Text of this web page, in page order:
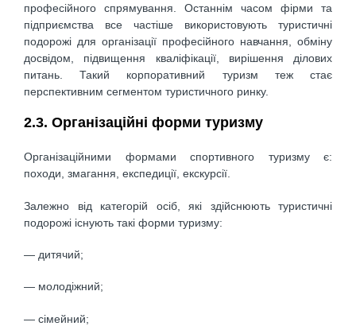
професійного спрямування. Останнім часом фірми та
підприємства все частіше використовують туристичні
подорожі для організації професійного навчання, обміну
досвідом, підвищення кваліфікації, вирішення ділових
питань. Такий корпоративний туризм теж стає
перспективним сегментом туристичного ринку.
2.3. Організаційні форми туризму
Організаційними формами спортивного туризму є:
походи, змагання, експедиції, екскурсії.
Залежно від категорій осіб, які здійснюють туристичні
подорожі існують такі форми туризму:
— дитячий;
— молодіжний;
— сімейний;